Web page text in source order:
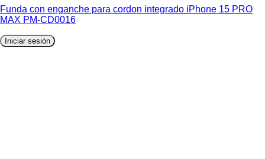
Funda con enganche para cordon integrado iPhone 15 PRO
MAX PM-CD0016
Iniciar sesión